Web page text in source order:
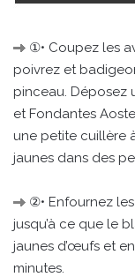
①• Coupez les
poivrez et
pinceau. Déposez
et Fondantes
une petite cuillère
jaunes dans des
②• Enfournez
jusqu’à ce que le
jaunes d’œufs et
minutes.